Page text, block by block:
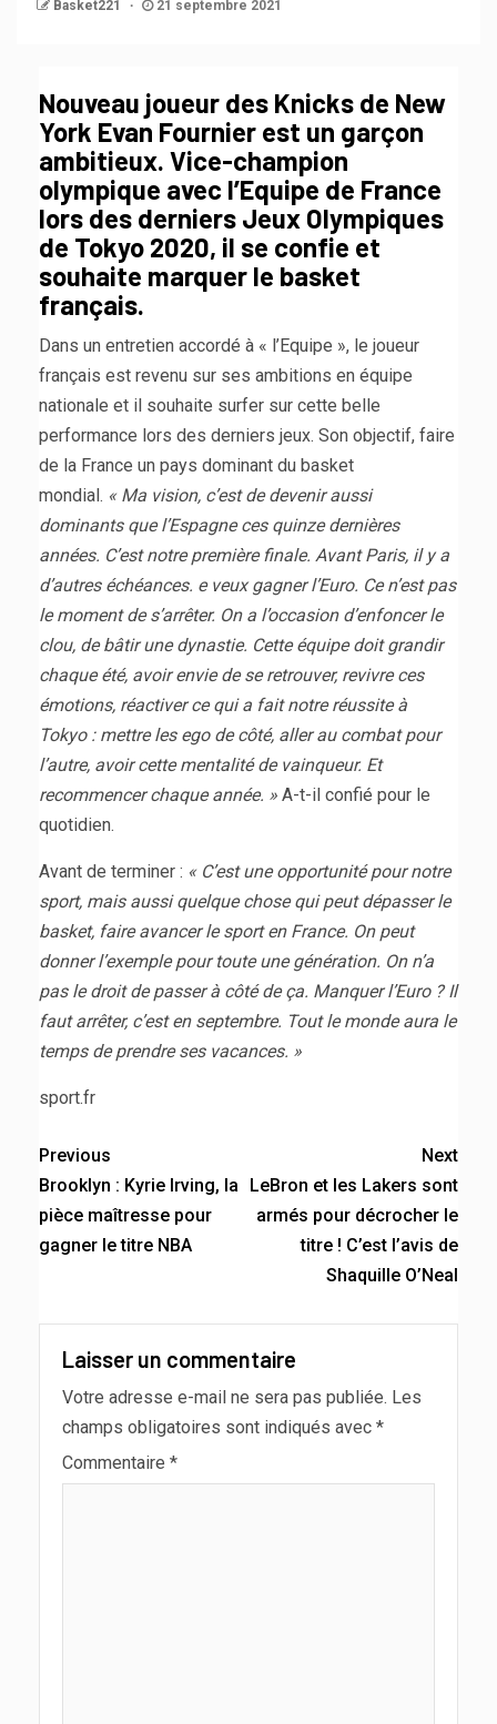
Basket221 21 septembre 2021
Nouveau joueur des Knicks de New
York Evan Fournier est un garçon
ambitieux. Vice-champion
olympique avec l’Equipe de France
lors des derniers Jeux Olympiques
de Tokyo 2020, il se confie et
souhaite marquer le basket
français.
Dans un entretien accordé à « l’Equipe », le joueur
français est revenu sur ses ambitions en équipe
nationale et il souhaite surfer sur cette belle
performance lors des derniers jeux. Son objectif, faire
de la France un pays dominant du basket
mondial. « Ma vision, c’est de devenir aussi
dominants que l’Espagne ces quinze dernières
années. C’est notre première finale. Avant Paris, il y a
d’autres échéances. e veux gagner l’Euro. Ce n’est pas
le moment de s’arrêter. On a l’occasion d’enfoncer le
clou, de bâtir une dynastie. Cette équipe doit grandir
chaque été, avoir envie de se retrouver, revivre ces
émotions, réactiver ce qui a fait notre réussite à
Tokyo : mettre les ego de côté, aller au combat pour
l’autre, avoir cette mentalité de vainqueur. Et
recommencer chaque année. » A-t-il confié pour le
quotidien.
Avant de terminer : « C’est une opportunité pour notre
sport, mais aussi quelque chose qui peut dépasser le
basket, faire avancer le sport en France. On peut
donner l’exemple pour toute une génération. On n’a
pas le droit de passer à côté de ça. Manquer l’Euro ? Il
faut arrêter, c’est en septembre. Tout le monde aura le
temps de prendre ses vacances. »
sport.fr
Previous
Brooklyn : Kyrie Irving, la
pièce maîtresse pour
gagner le titre NBA
Next
LeBron et les Lakers sont
armés pour décrocher le
titre ! C’est l’avis de
Shaquille O’Neal
Laisser un commentaire
Votre adresse e-mail ne sera pas publiée. Les
champs obligatoires sont indiqués avec *
Commentaire *